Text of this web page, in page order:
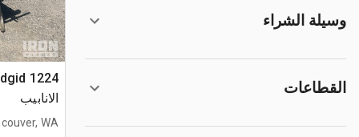
وسيلة الشراء
القطاعات
الانابيب
WA